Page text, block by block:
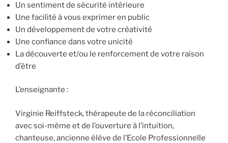
Un sentiment de sécurité intérieure
Une facilité à vous exprimer en public
Un développement de votre créativité
Une confiance dans votre unicité
La découverte et/ou le renforcement de votre raison
d’être
L’enseignante :
Virginie Reiffsteck, thérapeute de la réconciliation
avec soi-même et de l’ouverture à l’intuition,
chanteuse, ancienne élève de l’Ecole Professionnelle